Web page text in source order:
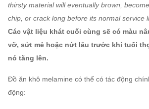
thirsty material will eventually brown,
chip, or crack long before its normal service
Các vật liệu khát cuối cùng sẽ có màu
vỡ, sứt mẻ hoặc nứt lâu trước khi tuổi
nó tăng lên.
Đồ ăn khô melamine có thể có tác động
động: